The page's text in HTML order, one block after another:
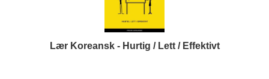
Lær Koreansk - Hurtig / Lett / Effektivt